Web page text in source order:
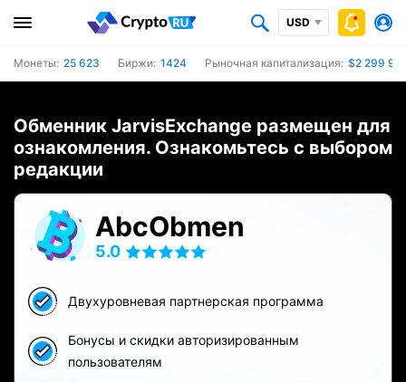
USD
Монеты: 25 623 Биржи: 1424 Рыночная капитализация: $2 299
Обменник JarvisExchange размещен для
ознакомления. Ознакомьтесь с выбором
редакции
AbcObmen
5.0
Двухуровневая партнерская программа
Бонусы и скидки авторизированным
пользователям